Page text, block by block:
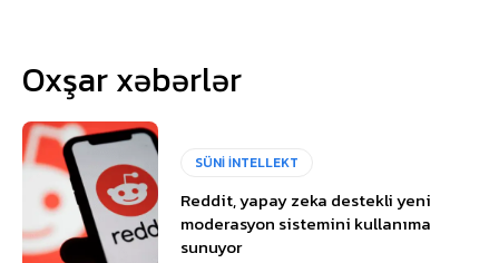
Oxşar xəbərlər
SÜNİ İNTELLEKT
Reddit, yapay zeka destekli yeni
moderasyon sistemini kullanıma
sunuyor